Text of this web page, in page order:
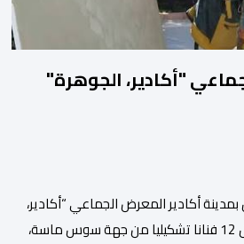
"أكادير، الجوهرة"
أكادير المعرض الجماعي “أكادير،
الجوهرة”، الذي يضم أعمال 12 فنانا تشكيليا من جهة سوس ماسة،